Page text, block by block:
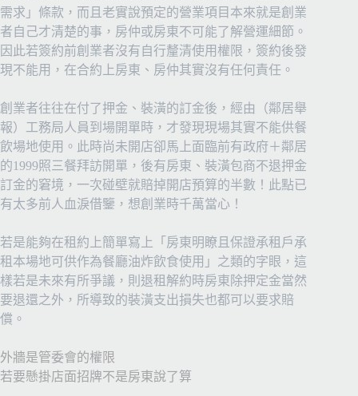
需求」條款，而且老實說預定的營業項目本來就是創業
者自己才清楚的事，房仲或房東不可能了解營運細節。
因此若簽約前創業者沒有自行釐清使用權限，簽約後發
現不能用，在合約上房東、房仲其實沒有任何責任。
創業者往往在付了押金、裝潢的訂金後，經由（鄰居舉
報）工務局人員到場開單時，才發現現場其實不能供餐
飲場地使用。此時尚未開店卻馬上面臨前有政府＋鄰居
的1999照三餐拜訪開單，後有房東、裝潢包商不退押金
訂金的窘境，一次碰壁就賠掉開店預算的半數！此點已
有太多前人血淚借鑒，想創業時千萬當心！
若是能夠在租約上簡單寫上「房東明瞭且保證承租戶承
租本場地可供作為餐廳油炸飲食使用」之類的字眼，這
樣若是未來有所爭議，則退租解約時房東除押定金當然
要退還之外，所導致的裝潢支出損失也都可以要求賠
償。
外牆是管委會的權限
若要懸掛店面招牌不是房東說了算